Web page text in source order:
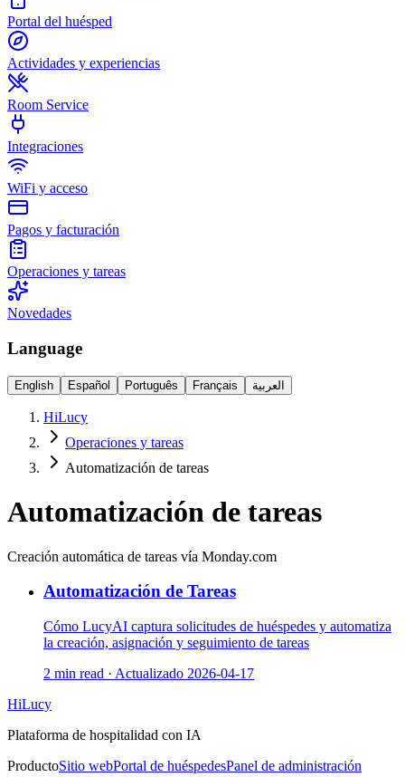
Portal del huésped
Actividades y experiencias
Room Service
Integraciones
WiFi y acceso
Pagos y facturación
Operaciones y tareas
Novedades
Language
English Español Português Français العربية
HiLucy
Operaciones y tareas
Automatización de tareas
Automatización de tareas
Creación automática de tareas vía Monday.com
Automatización de Tareas
Cómo LucyAI captura solicitudes de huéspedes y automatiza
la creación, asignación y seguimiento de tareas
2 min read · Actualizado 2026-04-17
HiLucy
Plataforma de hospitalidad con IA
ProductoSitio webPortal de huéspedesPanel de administración